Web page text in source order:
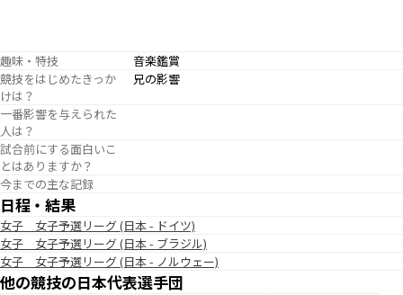
趣味・特技
音楽鑑賞
競技をはじめたきっか
けは？
兄の影響
一番影響を与えられた
人は？
試合前にする面白いこ
とはありますか？
今までの主な記録
日程・結果
女子 女子予選リーグ (日本 - ドイツ)
女子 女子予選リーグ (日本 - ブラジル)
女子 女子予選リーグ (日本 - ノルウェー)
他の競技の日本代表選手団